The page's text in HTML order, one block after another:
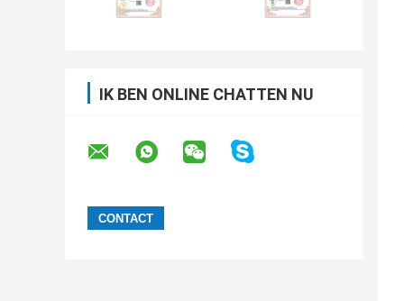
IK BEN ONLINE CHATTEN NU